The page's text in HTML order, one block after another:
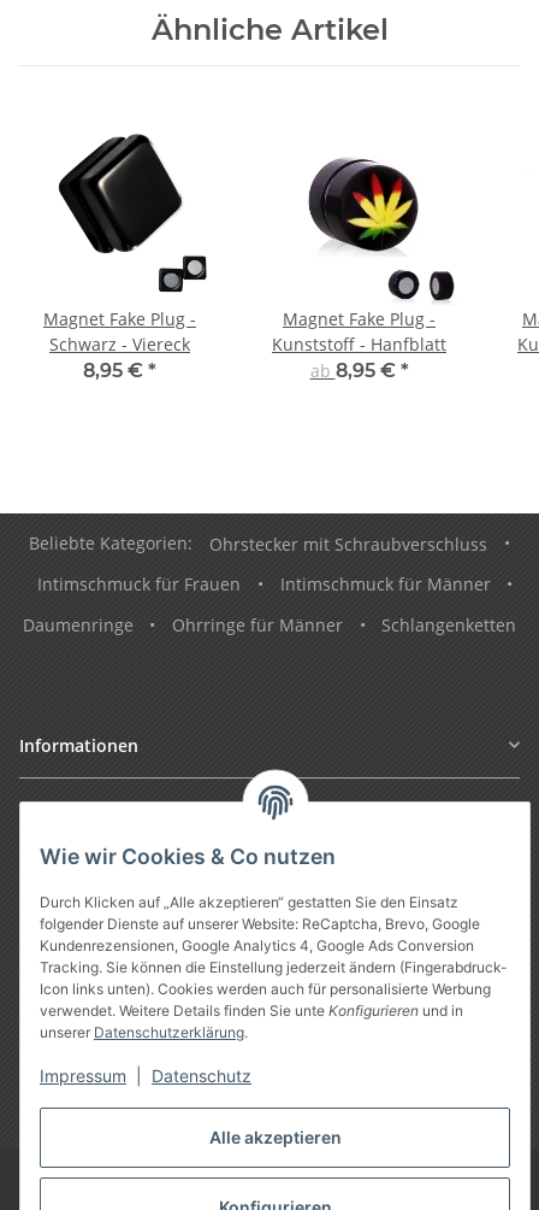
Alle akzeptieren
Wie wir Cookies & Co nutzen
Durch Klicken auf „Alle akzeptieren“ gestatten Sie den Einsatz
folgender Dienste auf unserer Website: ReCaptcha, Brevo, Google
Kundenrezensionen, Google Analytics 4, Google Ads Conversion
Tracking. Sie können die Einstellung jederzeit ändern (Fingerabdruck-
Icon links unten). Cookies werden auch für personalisierte Werbung
verwendet. Weitere Details finden Sie unte Konfigurieren und in
unserer Datenschutzerklärung.
Impressum Datenschutz
Ähnliche Artikel
Magnet Fake Plug -
Schwarz - Viereck
8,95 € *
Magnet Fake Plug -
Kunststoff - Hanfblatt
ab 8,95 € *
Beliebte Kategorien: Ohrstecker mit Schraubverschluss
•
Intimschmuck für Frauen
• Intimschmuck für Männer
•
Daumenringe
• Ohrringe für Männer • Schlangenketten
Informationen
Gesetzliche Informationen
Vertrag widerrufen
Google Analytics deaktivieren
Treuheld-Piercing Shop